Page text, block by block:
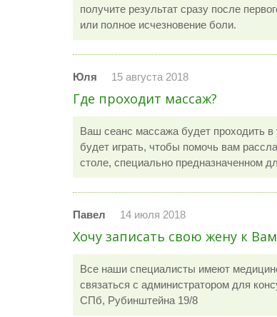
получите результат сразу после
или полное исчезновение боли.
Юля 15 августа 2018
Где проходит массаж?
Ваш сеанс массажа будет проходить
будет играть, чтобы помочь вам
столе, специально предназначенном
Павел 14 июля 2018
Хочу записать свою жену к
Все наши специалисты имеют
связаться с администратором для
СПб, Рубинштейна 19/8